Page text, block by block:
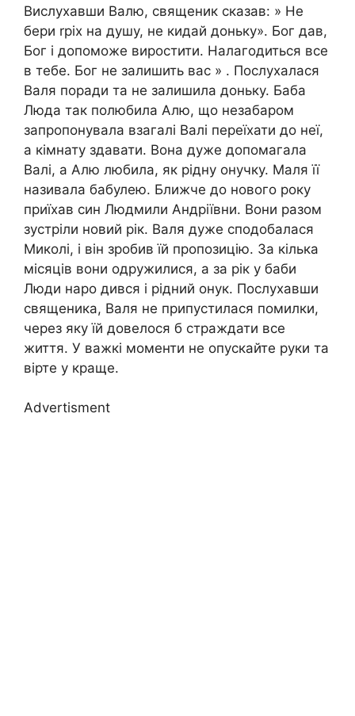
Вислухавши Валю, священик сказав: » Не
бери rріх на душу, не кидай доньку». Бог дав,
Бог і допоможе виростити. Налагодиться все
в тебе. Бог не залишить вас » . Послухалася
Валя поради та не залишила доньку. Баба
Люда так полюбила Алю, що незабаром
запропонувала взагалі Валі переїхати до неї,
а кімнату здавати. Вона дуже допомагала
Валі, а Алю любила, як рідну онучку. Маля її
називала бабулею. Ближче до нового року
приїхав син Людмили Андріївни. Вони разом
зустріли новий рік. Валя дуже сподобалася
Миколі, і він зробив їй пропозицію. За кілька
місяців вони одружилися, а за рік у баби
Люди наро дився і рідний онук. Послухавши
священика, Валя не припустилася помилки,
через яку їй довелося б страждати все
життя. У важкі моменти не опускайте руки та
вірте у краще.
Advertisment